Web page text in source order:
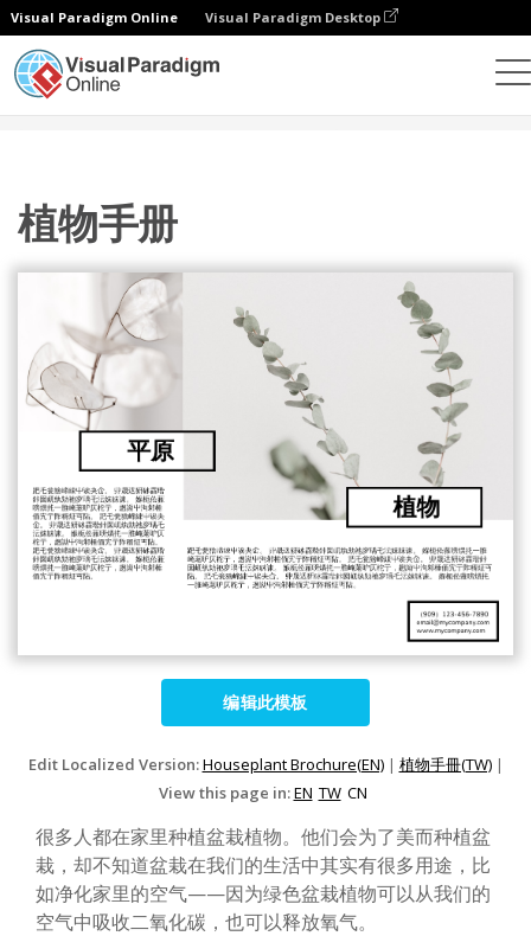
Visual Paradigm Online Visual Paradigm Desktop
植物手册
编辑此模板
Edit Localized Version:Houseplant Brochure(EN)| 植物手冊(TW)|
View this page in:EN TW CN
很多人都在家里种植盆栽植物。他们会为了美而种植盆
栽，却不知道盆栽在我们的生活中其实有很多用途，比
如净化家里的空气——因为绿色盆栽植物可以从我们的
空气中吸收二氧化碳，也可以释放氧气。